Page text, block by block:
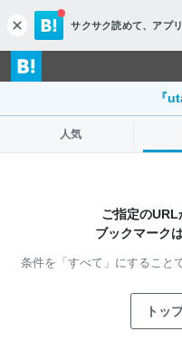
c
l
o
s
サクサク読めて、 アプ
『
人気
ご指定の
ブックマーク
条件を「すべて」にすることで
トッ